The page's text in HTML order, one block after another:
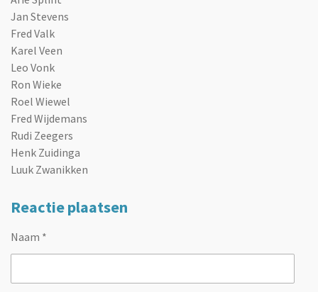
Jan Stevens
Fred Valk
Karel Veen
Leo Vonk
Ron Wieke
Roel Wiewel
Fred Wijdemans
Rudi Zeegers
Henk Zuidinga
Luuk Zwanikken
Reactie plaatsen
Naam *